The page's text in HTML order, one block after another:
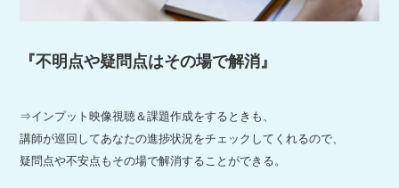
『不明点や疑問点はその場で解消』
⇒インプット映像視聴＆課題作成をするときも、
講師が巡回してあなたの進捗状況をチェックしてくれるので、
疑問点や不安点もその場で解消することができる。